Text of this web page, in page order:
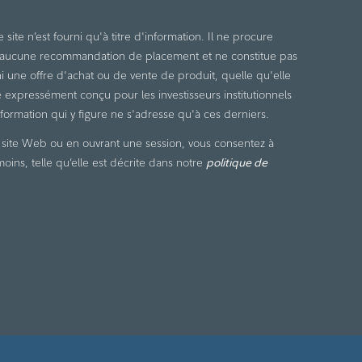
site n’est fourni qu'à titre d'information. Il ne procure
recommandation de placement et ne constitue pas
une offre d'achat ou de vente de produit, quelle qu'elle
expressément conçu pour les investisseurs institutionnels
qui y figure ne s'adresse qu'à ces derniers.
Web ou en ouvrant une session, vous consentez à
telle qu’elle est décrite dans notre politique de